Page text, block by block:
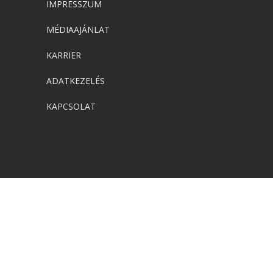
IMPRESSZUM
MÉDIAAJÁNLAT
KARRIER
ADATKEZELÉS
KAPCSOLAT